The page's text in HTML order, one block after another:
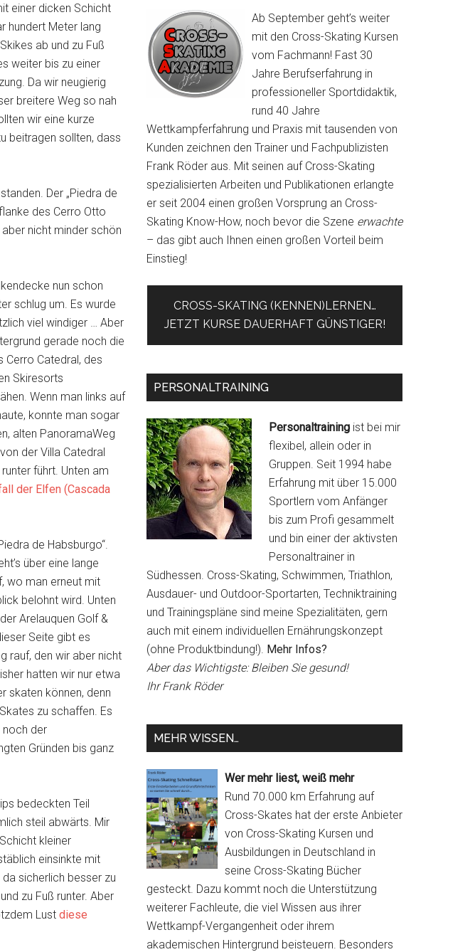
einer dicken Schicht
hundert Meter lang
ab und zu Fuß
weiter bis zu einer
Da wir neugierig
breitere Weg so nah
wir eine kurze
beitragen sollten, dass
Der „Piedra de
des Cerro Otto
nicht minder schön
nun schon
schlug um. Es wurde
viel windiger … Aber
gerade noch die
Cerro Catedral, des
Skiresorts
Wenn man links auf
konnte man sogar
alten PanoramaWeg
der Villa Catedral
führt. Unten am
der Elfen (Cascada
de Habsburgo“.
über eine lange
wo man erneut mit
belohnt wird. Unten
Arelauquen Golf &
Seite gibt es
rauf, den wir aber nicht
hatten wir nur etwa
skaten können, denn
zu schaffen. Es
noch der
Gründen bis ganz
bedeckten Teil
steil abwärts. Mir
kleiner
einsinkte mit
sicherlich besser zu
zu Fuß runter. Aber
Lust diese
Ab September geht’s weiter
mit den Cross-Skating Kursen
vom Fachmann! Fast 30
Jahre Berufserfahrung in
professioneller Sportdidaktik,
rund 40 Jahre
Wettkampferfahrung und Praxis mit tausenden von
Kunden zeichnen den Trainer und Fachpublizisten
Frank Röder aus. Mit seinen auf Cross-Skating
spezialisierten Arbeiten und Publikationen erlangte
er seit 2004 einen großen Vorsprung an Cross-
Skating Know-How, noch bevor die Szene erwachte
– das gibt auch Ihnen einen großen Vorteil beim
Einstieg!
CROSS-SKATING (KENNEN)LERNEN…
JETZT KURSE DAUERHAFT GÜNSTIGER!
PERSONALTRAINING
Personaltraining ist bei mir
flexibel, allein oder in
Gruppen. Seit 1994 habe
Erfahrung mit über 15.000
Sportlern vom Anfänger
bis zum Profi gesammelt
und bin einer der aktivsten
Personaltrainer in
Südhessen. Cross-Skating, Schwimmen, Triathlon,
Ausdauer- und Outdoor-Sportarten, Techniktraining
und Trainingspläne sind meine Spezialitäten, gern
auch mit einem individuellen Ernährungskonzept
(ohne Produktbindung!). Mehr Infos?
Aber das Wichtigste: Bleiben Sie gesund!
Ihr Frank Röder
MEHR WISSEN…
Wer mehr liest, weiß mehr
Rund 70.000 km Erfahrung auf
Cross-Skates hat der erste Anbieter
von Cross-Skating Kursen und
Ausbildungen in Deutschland in
seine Cross-Skating Bücher
gesteckt. Dazu kommt noch die Unterstützung
weiterer Fachleute, die viel Wissen aus ihrer
Wettkampf-Vergangenheit oder ihrem
akademischen Hintergrund beisteuern. Besonders